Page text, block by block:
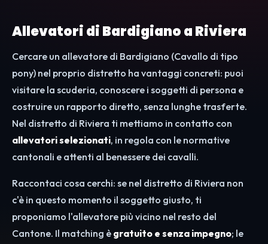
Allevatori di Bardigiano a Riviera
Cercare un allevatore di Bardigiano (Cavallo di tipo
pony) nel proprio distretto ha vantaggi concreti: puoi
visitare la scuderia, conoscere i soggetti di persona e
costruire un rapporto diretto, senza lunghe trasferte.
Nel distretto di Riviera ti mettiamo in contatto con
allevatori selezionati, in regola con le normative
cantonali e attenti al benessere dei cavalli.
Raccontaci cosa cerchi: se nel distretto di Riviera non
c'è in questo momento il soggetto giusto, ti
proponiamo l'allevatore più vicino nel resto del
Cantone. Il matching è gratuito e senza impegno; le